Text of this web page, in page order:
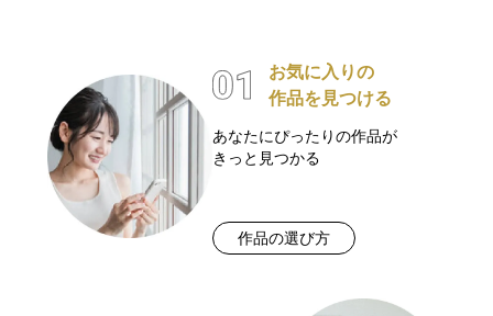
お気に入りの
作品を見つける
あなたにぴったりの作品が
きっと見つかる
作品の選び方